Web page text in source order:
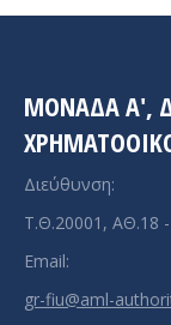
ΜΟΝΑΔΑ A',
Διεύθυνση:
Τ.Θ.20001, ΑΘ.18
Email:
gr-fiu@aml-